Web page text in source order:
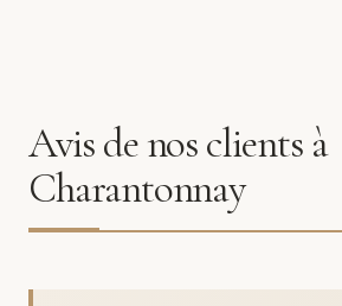
Avis de nos clients à
Charantonnay